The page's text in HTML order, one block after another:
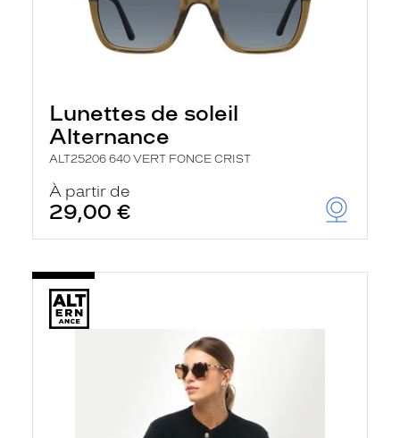
Lunettes de soleil
Alternance
ALT25206 640 VERT FONCE CRIST
À partir de
29,00 €